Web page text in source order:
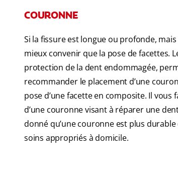
COURONNE
Si la fissure est longue ou profonde,
mieux convenir que la pose de facettes.
protection de la dent endommagée,
recommander le placement d’une
pose d’une facette en composite. Il
d’une couronne visant à réparer une
donné qu’une couronne est plus
soins appropriés à domicile.